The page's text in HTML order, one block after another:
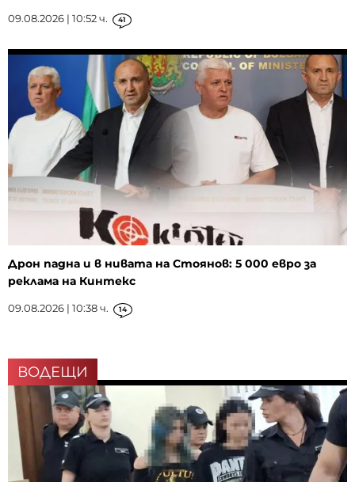
09.08.2026 | 10:52 ч. 41
Дрон падна и в нивата на Стоянов: 5 000 евро за
реклама на Кинтекс
09.08.2026 | 10:38 ч. 14
ВОДЕЩИ